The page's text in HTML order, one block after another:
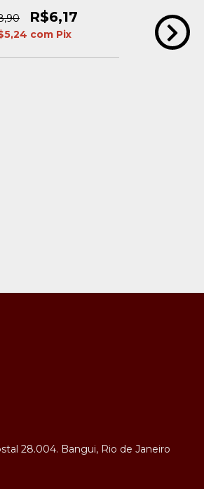
R$6,17
com Pix
28.004. Bangui, Rio de Janeiro